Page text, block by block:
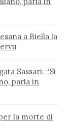
a Biella la
Sassari: “Si
parla in
la morte di